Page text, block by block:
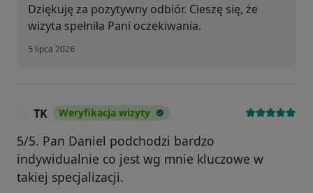
Dziękuję za pozytywny odbiór. Cieszę się, że
wizyta spełniła Pani oczekiwania.
5 lipca 2026
TK Weryfikacja wizyty
5/5. Pan Daniel podchodzi bardzo
indywidualnie co jest wg mnie kluczowe w
takiej specjalizacji.